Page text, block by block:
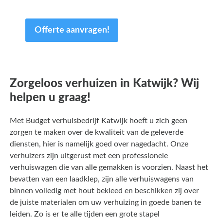
Offerte aanvragen!
Zorgeloos verhuizen in Katwijk? Wij
helpen u graag!
Met Budget verhuisbedrijf Katwijk hoeft u zich geen
zorgen te maken over de kwaliteit van de geleverde
diensten, hier is namelijk goed over nagedacht. Onze
verhuizers zijn uitgerust met een professionele
verhuiswagen die van alle gemakken is voorzien. Naast het
bevatten van een laadklep, zijn alle verhuiswagens van
binnen volledig met hout bekleed en beschikken zij over
de juiste materialen om uw verhuizing in goede banen te
leiden. Zo is er te alle tijden een grote stapel